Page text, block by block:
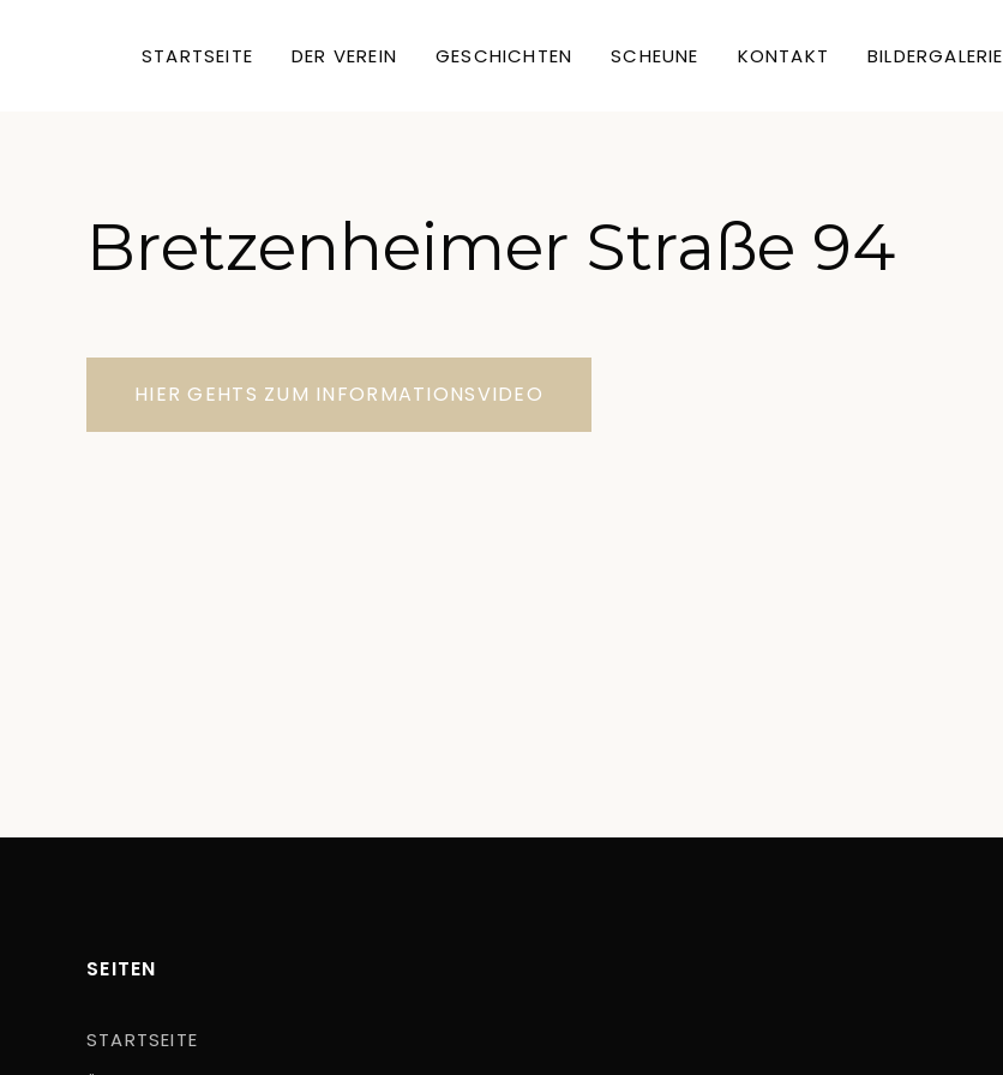
STARTSEITE DER VEREIN GESCHICHTEN SCHEUNE KONTAKT BILDERGALERIE
Bretzenheimer Straße 94
HIER GEHTS ZUM INFORMATIONSVIDEO
SEITEN
STARTSEITE